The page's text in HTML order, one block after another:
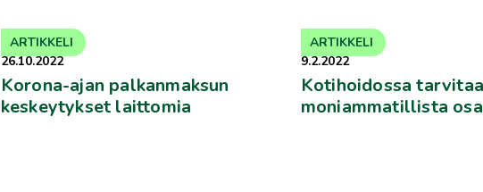
26.10.2022
Korona-ajan palkanmaksun
keskeytykset laittomia
ARTIKKELI
9.2.2022
Kotihoidossa
moniammatillista
ARTIKKELI